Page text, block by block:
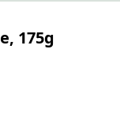
175g